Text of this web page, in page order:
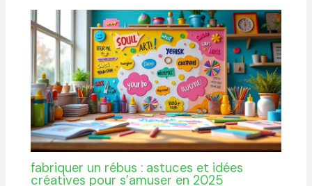
fabriquer un rébus : astuces et idées
créatives pour s’amuser en 2025